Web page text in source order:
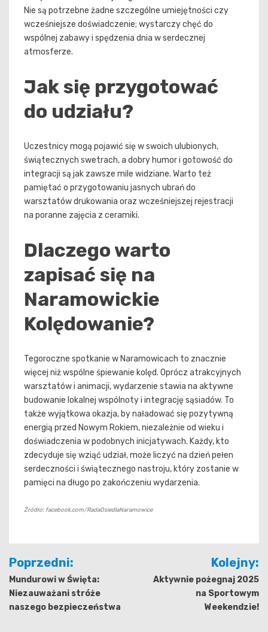
Nie są potrzebne żadne szczególne umiejętności czy
wcześniejsze doświadczenie; wystarczy chęć do
wspólnej zabawy i spędzenia dnia w serdecznej
atmosferze.
Jak się przygotować
do udziału?
Uczestnicy mogą pojawić się w swoich ulubionych,
świątecznych swetrach, a dobry humor i gotowość do
integracji są jak zawsze mile widziane. Warto też
pamiętać o przygotowaniu jasnych ubrań do
warsztatów drukowania oraz wcześniejszej rejestracji
na poranne zajęcia z ceramiki.
Dlaczego warto
zapisać się na
Naramowickie
Kolędowanie?
Tegoroczne spotkanie w Naramowicach to znacznie
więcej niż wspólne śpiewanie kolęd. Oprócz atrakcyjnych
warsztatów i animacji, wydarzenie stawia na aktywne
budowanie lokalnej wspólnoty i integrację sąsiadów. To
także wyjątkowa okazja, by naładować się pozytywną
energią przed Nowym Rokiem, niezależnie od wieku i
doświadczenia w podobnych inicjatywach. Każdy, kto
zdecyduje się wziąć udział, może liczyć na dzień pełen
serdeczności i świątecznego nastroju, który zostanie w
pamięci na długo po zakończeniu wydarzenia.
Źródło: facebook.com/RadaOsiedlaNaramowice
Nawigacja
wpisu
Poprzedni:
Mundurowi w Święta:
Niezauważani stróże
naszego bezpieczeństwa
Kolejny:
Aktywnie pożegnaj 2025
na Sportowym
Weekendzie!